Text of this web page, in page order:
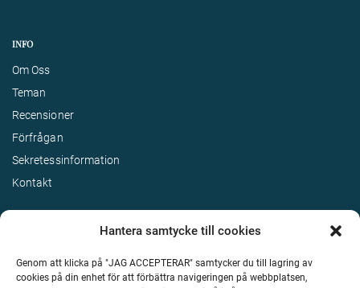
Hantera samtycke till cookies
Genom att klicka på "JAG ACCEPTERAR" samtycker du till lagring av
cookies på din enhet för att förbättra navigeringen på webbplatsen,
INFO
Om Oss
Teman
Recensioner
Förfrågan
Sekretessinformation
Kontakt